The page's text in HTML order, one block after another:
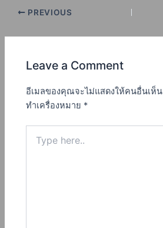
PREVIOUS
Leave a Comment
อีเมลของคุณจะไม่แสดงให้คนอื่นเห็น
ทำเครื่องหมาย *
here..